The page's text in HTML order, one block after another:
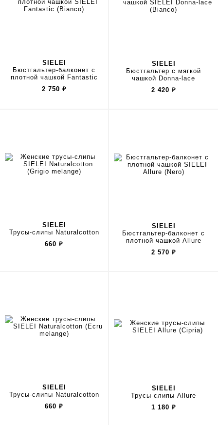
SIELEI
Бюстгальтер-балконет с
плотной чашкой Fantastic
2 750 ₽
SIELEI
Бюстгальтер с мягкой
чашкой Donna-lace
2 420 ₽
SIELEI
Трусы-слипы Naturalcotton
660 ₽
SIELEI
Бюстгальтер-балконет с
плотной чашкой Allure
2 570 ₽
SIELEI
Трусы-слипы Naturalcotton
660 ₽
SIELEI
Трусы-слипы Allure
1 180 ₽